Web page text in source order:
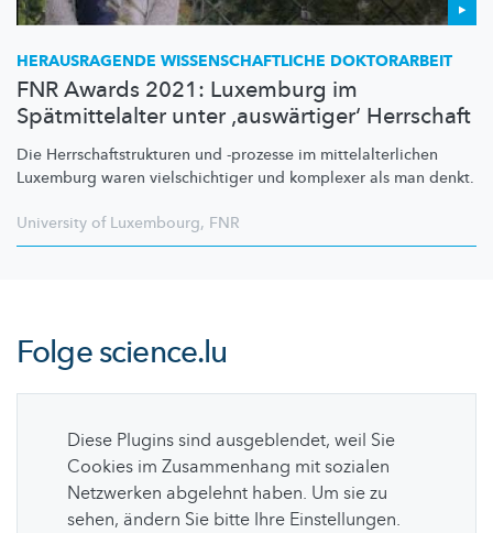
HERAUSRAGENDE WISSENSCHAFTLICHE DOKTORARBEIT
FNR Awards 2021: Luxemburg im
Spätmittelalter unter ‚auswärtiger‘ Herrschaft
Die Herrschaftstrukturen und -prozesse im mittelalterlichen
Luxemburg waren vielschichtiger und komplexer als man denkt.
University of Luxembourg, FNR
Folgescience.lu
Diese Plugins sind ausgeblendet, weil Sie
Cookies im Zusammenhang mit sozialen
Netzwerken abgelehnt haben. Um sie zu
sehen, ändern Sie bitte Ihre Einstellungen.